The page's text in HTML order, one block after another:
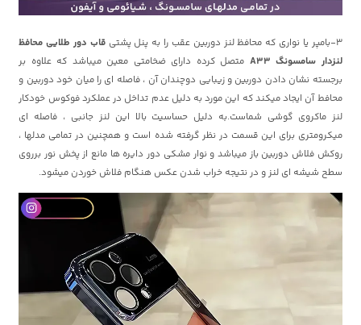
3-بامپر یا نواری که محافظ لنز دوربین عقب را به پنل پشتی
قاب دور طلایی محافظ
لنزدار سامسونگ A33
متصل کرده دارای ضخامتی معین میباشد که علاوه بر
برجسته نشان دادن دوربین و زیبایی دوچندان آن ، فاصله ای را میان خود دوربین و
محافط آن ایجاد میکند که این مورد به دلیل عدم تداخل در عملکرد فوکوس خودکار
لنز ماکروی گوشی شماست.به دلیل حساسیت بالا این لنز جانبی ، فاصله ای
میکرومتری برای این قسمت در نظر گرفته شده است و همچنین در تمامی مدلها ،
روکش فلاش دوربین باز میباشد و نوار مشکی دور دایره ها مانع از پخش نور برروی
سطح شیشه ای لنز و در نتیجه خراب شدن عکس هنگام فلاش خوردن میشود.